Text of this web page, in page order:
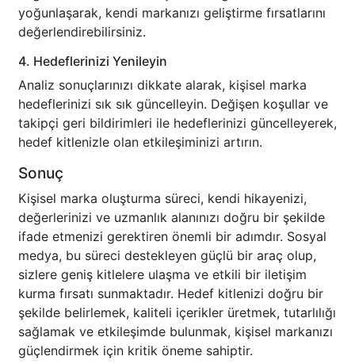
yoğunlaşarak, kendi markanızı geliştirme fırsatlarını
değerlendirebilirsiniz.
4. Hedeflerinizi Yenileyin
Analiz sonuçlarınızı dikkate alarak, kişisel marka
hedeflerinizi sık sık güncelleyin. Değişen koşullar ve
takipçi geri bildirimleri ile hedeflerinizi güncelleyerek,
hedef kitlenizle olan etkileşiminizi artırın.
Sonuç
Kişisel marka oluşturma süreci, kendi hikayenizi,
değerlerinizi ve uzmanlık alanınızı doğru bir şekilde
ifade etmenizi gerektiren önemli bir adımdır. Sosyal
medya, bu süreci destekleyen güçlü bir araç olup,
sizlere geniş kitlelere ulaşma ve etkili bir iletişim
kurma fırsatı sunmaktadır. Hedef kitlenizi doğru bir
şekilde belirlemek, kaliteli içerikler üretmek, tutarlılığı
sağlamak ve etkileşimde bulunmak, kişisel markanızı
güçlendirmek için kritik öneme sahiptir.